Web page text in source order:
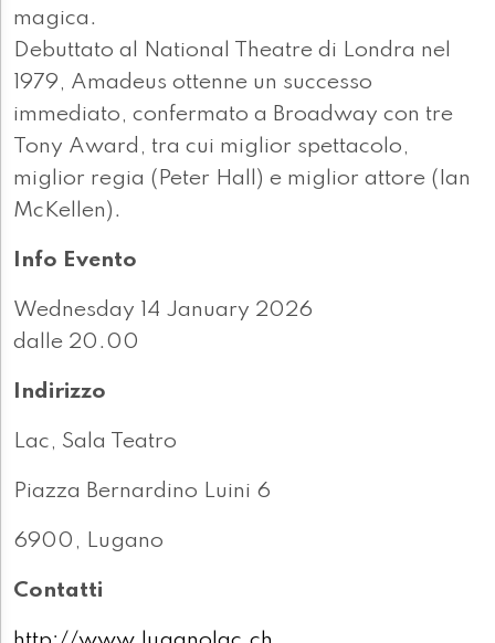
magica.
Debuttato al National Theatre di Londra nel
1979, Amadeus ottenne un successo
immediato, confermato a Broadway con tre
Tony Award, tra cui miglior spettacolo,
miglior regia (Peter Hall) e miglior attore (Ian
McKellen).
Info Evento
Wednesday 14 January 2026
dalle 20.00
Indirizzo
Lac, Sala Teatro
Piazza Bernardino Luini 6
6900, Lugano
Contatti